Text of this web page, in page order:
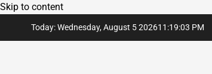
Skip to content
Today: Wednesday, August 5 202611 :19:03 PM